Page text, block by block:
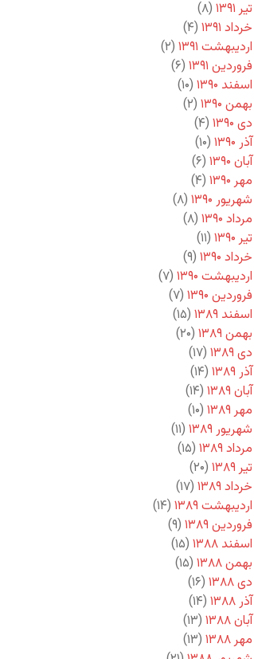
تیر ۱۳۹۱
(۸)
خرداد ۱۳۹۱
(۴)
اردیبهشت ۱۳۹۱
(۲)
فروردین ۱۳۹۱
(۶)
اسفند ۱۳۹۰
(۱۰)
بهمن ۱۳۹۰
(۲)
دی ۱۳۹۰
(۴)
آذر ۱۳۹۰
(۱۰)
آبان ۱۳۹۰
(۶)
مهر ۱۳۹۰
(۴)
شهریور ۱۳۹۰
(۸)
مرداد ۱۳۹۰
(۸)
تیر ۱۳۹۰
(۱۱)
خرداد ۱۳۹۰
(۹)
اردیبهشت ۱۳۹۰
(۷)
فروردین ۱۳۹۰
(۷)
اسفند ۱۳۸۹
(۱۵)
بهمن ۱۳۸۹
(۲۰)
دی ۱۳۸۹
(۱۷)
آذر ۱۳۸۹
(۱۴)
آبان ۱۳۸۹
(۱۴)
مهر ۱۳۸۹
(۱۰)
شهریور ۱۳۸۹
(۱۱)
مرداد ۱۳۸۹
(۱۵)
تیر ۱۳۸۹
(۲۰)
خرداد ۱۳۸۹
(۱۷)
اردیبهشت ۱۳۸۹
(۱۴)
فروردین ۱۳۸۹
(۹)
اسفند ۱۳۸۸
(۱۵)
بهمن ۱۳۸۸
(۱۵)
دی ۱۳۸۸
(۱۶)
آذر ۱۳۸۸
(۱۴)
آبان ۱۳۸۸
(۱۳)
مهر ۱۳۸۸
(۱۳)